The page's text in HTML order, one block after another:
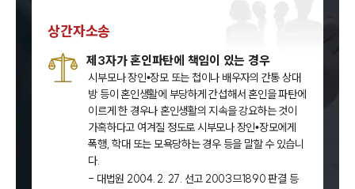
상간자소송
제3자가 혼인파탄에 책임이 있는 경우
시부모나 장인•장모 또는 첩이나 배우자의 간통 상대
방 등이 혼인생활에 부당하게 간섭해서 혼인을 파탄에
이르게 한 경우나 혼인생활의 지속을 강요하는 것이
가혹하다고 여겨질 정도로 시부모나 장인•장모에게
폭행, 학대 또는 모욕당하는 경우 등을 말할 수 있습니
다.
- 대법원 2004. 2. 27. 선고 2003므1890 판결 등